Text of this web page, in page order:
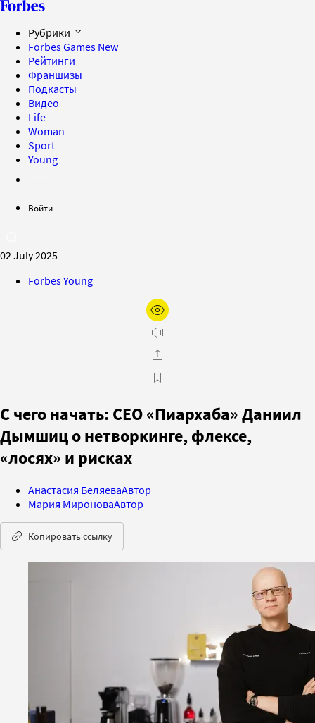
Рубрики
Forbes Games New
Рейтинги
Франшизы
Подкасты
Видео
Life
Woman
Sport
Young
Войти
02 July 2025
Forbes Young
С чего начать: СЕО «Пиархаба» Даниил
Дымшиц о нетворкинге, флексе,
«лосях» и рисках
Анастасия БеляеваАвтор
Мария МироноваАвтор
Копировать ссылку